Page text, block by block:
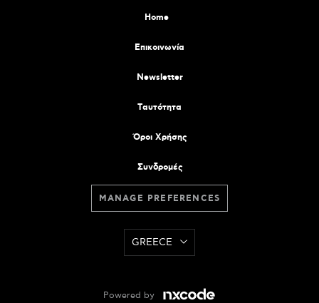
Home
Επικοινωνία
Newsletter
Tαυτότητα
Όροι Χρήσης
Συνδρομές
MANAGE PREFERENCES
GREECE
Powered by